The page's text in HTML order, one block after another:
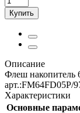
Купить
Описание
Флеш накопитель
арт.:FM64FD05P/
Характеристики
Основные